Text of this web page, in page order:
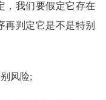
，我们要假定它存在
再判定它是不是特别
风险;